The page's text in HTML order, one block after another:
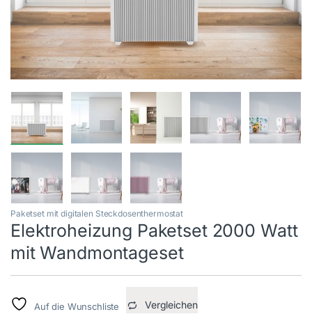
Paketset mit digitalen Steckdosenthermostat
Elektroheizung Paketset 2000 Watt
mit Wandmontageset
Auf die Wunschliste Vergleichen